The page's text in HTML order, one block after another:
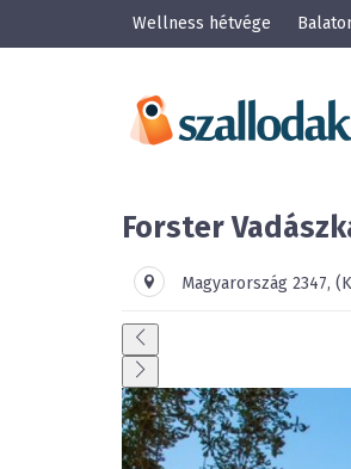
Wellness hétvége
Forster
Magyarország 2347,